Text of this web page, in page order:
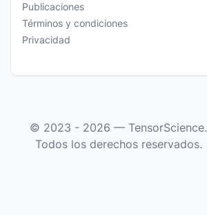
Publicaciones
Términos y condiciones
Privacidad
© 2023 - 2026 — TensorScience.
Todos los derechos reservados.